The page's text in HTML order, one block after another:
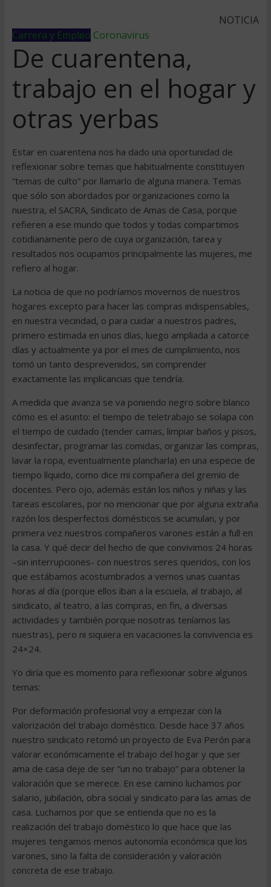
NOTICIA
Carrera y Empleo Coronavirus
De cuarentena,
trabajo en el hogar y
otras yerbas
Estar en cuarentena nos ha dado una oportunidad de
reflexionar sobre temas que habitualmente constituyen
“temas de culto” por llamarlo de alguna manera. Temas
que sólo son abordados por organizaciones como la
nuestra, el SACRA, Sindicato de Amas de Casa, porque
refieren a ese mundo que todos y todas compartimos
cotidianamente pero de cuya organización, tarea y
resultados nos ocupamos principalmente las mujeres, me
refiero al hogar.
La noticia de que no podríamos movernos de nuestros
hogares excepto para hacer las compras indispensables,
en nuestra vecindad, o para cuidar a nuestros padres,
primero estimada en unos días, luego ampliada a catorce
días y actualmente ya por el mes de cumplimiento, nos
tomó un tanto desprevenidos, sin comprender
exactamente las implicancias que tendría.
A medida que avanza se va poniendo negro sobre blanco
cómo es el asunto: el tiempo de teletrabajo se solapa con
el tiempo de cuidado (tender camas, limpiar baños y pisos,
desinfectar, programar las comidas, organizar las compras,
lavar la ropa, eventualmente plancharla) en una especie de
tiempo líquido, como dice mi compañera del gremio de
docentes. Pero ojo, además están los niños y niñas y las
tareas escolares, por no mencionar que por alguna extraña
razón los desperfectos domésticos se acumulan, y por
primera vez nuestros compañeros varones están a full en
la casa. Y qué decir del hecho de que convivimos 24 horas
–sin interrupciones- con nuestros seres queridos, con los
que estábamos acostumbrados a vernos unas cuantas
horas al día (porque ellos iban a la escuela, al trabajo, al
sindicato, al teatro, a las compras, en fin, a diversas
actividades y también porque nosotras teníamos las
nuestras), pero ni siquiera en vacaciones la convivencia es
24×24.
Yo diría que es momento para reflexionar sobre algunos
temas:
Por deformación profesional voy a empezar con la
valorización del trabajo doméstico. Desde hace 37 años
nuestro sindicato retomó un proyecto de Eva Perón para
valorar económicamente el trabajo del hogar y que ser
ama de casa deje de ser “un no trabajo” para obtener la
valoración que se merece. En ese camino luchamos por
salario, jubilación, obra social y sindicato para las amas de
casa. Luchamos por que se entienda que no es la
realización del trabajo doméstico lo que hace que las
mujeres tengamos menos autonomía económica que los
varones, sino la falta de consideración y valoración
concreta de ese trabajo.